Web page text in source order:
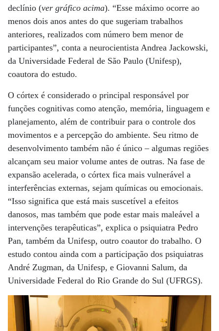
declínio (ver gráfico acima). “Esse máximo ocorre ao
menos dois anos antes do que sugeriam trabalhos
anteriores, realizados com número bem menor de
participantes”, conta a neurocientista Andrea Jackowski,
da Universidade Federal de São Paulo (Unifesp),
coautora do estudo.
O córtex é considerado o principal responsável por
funções cognitivas como atenção, memória, linguagem e
planejamento, além de contribuir para o controle dos
movimentos e a percepção do ambiente. Seu ritmo de
desenvolvimento também não é único – algumas regiões
alcançam seu maior volume antes de outras. Na fase de
expansão acelerada, o córtex fica mais vulnerável a
interferências externas, sejam químicas ou emocionais.
“Isso significa que está mais suscetível a efeitos
danosos, mas também que pode estar mais maleável a
intervenções terapêuticas”, explica o psiquiatra Pedro
Pan, também da Unifesp, outro coautor do trabalho. O
estudo contou ainda com a participação dos psiquiatras
André Zugman, da Unifesp, e Giovanni Salum, da
Universidade Federal do Rio Grande do Sul (UFRGS).